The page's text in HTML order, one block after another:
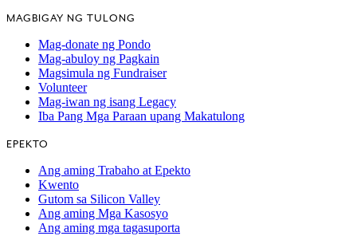
MAGBIGAY NG TULONG
Mag-donate ng Pondo
Mag-abuloy ng Pagkain
Magsimula ng Fundraiser
Volunteer
Mag-iwan ng isang Legacy
Iba Pang Mga Paraan upang Makatulong
EPEKTO
Ang aming Trabaho at Epekto
Kwento
Gutom sa Silicon Valley
Ang aming Mga Kasosyo
Ang aming mga tagasuporta